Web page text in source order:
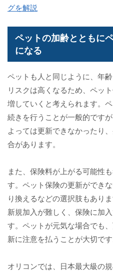
グを解説
ペットの加齢とともに
になる
ペットも人と同じように、年
リスクは高くなるため、ペッ
増していくと考えられます。
続きを行うことが一般的です
よっては更新できなかったり
合があります。
また、保険料が上がる可能性
す。ペット保険の更新ができ
り換えるなどの選択肢もあり
新規加入が難しく、保険に加
す。ペットが元気な場合でも
新に注意を払うことが大切です
オリコンでは、日本最大級の